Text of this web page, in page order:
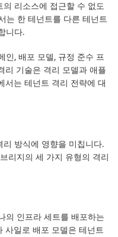
리소스에 접근할 수 없도
는 한 테넌트를 다른 테넌트
니다.
인, 배포 모델, 규정 준수 프
리 기술은 격리 모델과 애플
서는 테넌트 격리 전략에 대
방식에 영향을 미칩니다.
리지의 세 가지 유형의 격리
의 인프라 세트를 배포하는
사일로 배포 모델은 테넌트